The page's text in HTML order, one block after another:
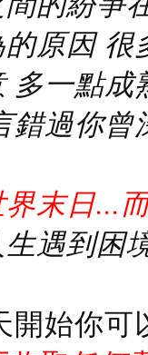
原因
多一點
錯過你曾
末日...
遇到困
開始你